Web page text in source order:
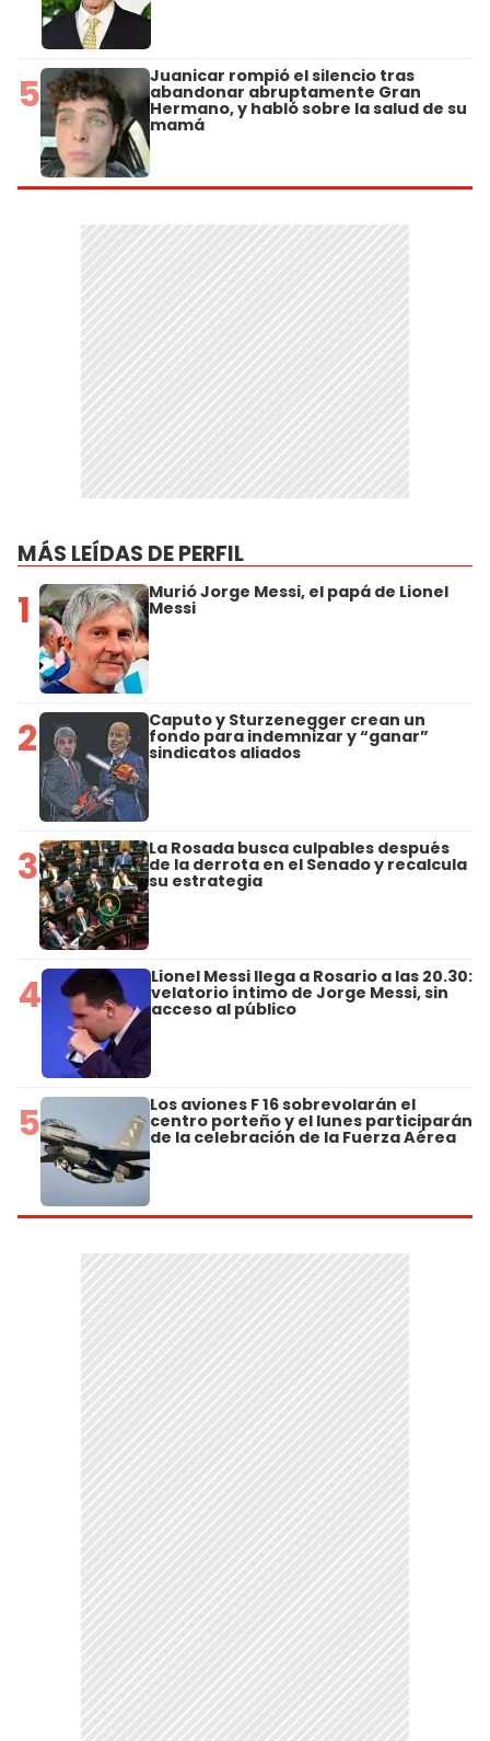
5 Juanicar rompió el silencio tras
abandonar abruptamente Gran
Hermano, y habló sobre la salud de su
mamá
MÁS LEÍDAS DE PERFIL
1 Murió Jorge Messi, el papá de Lionel
Messi
2 Caputo y Sturzenegger crean un
fondo para indemnizar y “ganar”
sindicatos aliados
3 La Rosada busca culpables después
de la derrota en el Senado y recalcula
su estrategia
4 Lionel Messi llega a Rosario a las 20.30:
velatorio íntimo de Jorge Messi, sin
acceso al público
5 Los aviones F 16 sobrevolarán el
centro porteño y el lunes participarán
de la celebración de la Fuerza Aérea